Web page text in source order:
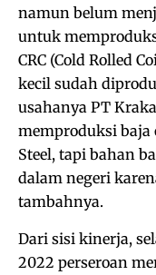
namun belum
untuk
CRC (Cold Rolled
kecil sudah
usahanya PT
memproduksi
Steel, tapi bahan
dalam negeri
tambahnya.
Dari sisi kinerja,
2022 perseroan